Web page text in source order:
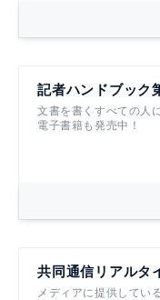
記者ハンドブック
文書を書くすべての人
電子書籍も発売中！
共同通信リアルタ
メディアに提供してい